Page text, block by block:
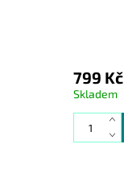
799 Kč
Skladem